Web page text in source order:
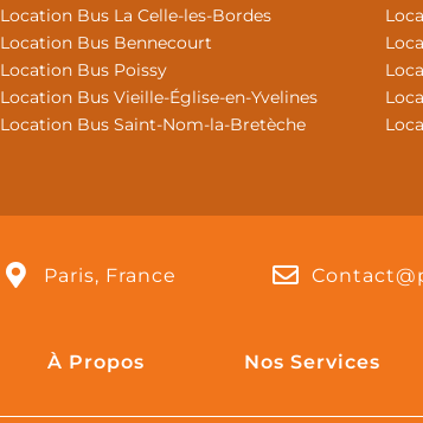
Location Bus La Celle-les-Bordes
Location Bus Bennecourt
Location Bus Poissy
Location Bus Vieille-Église-en-Yvelines
Location Bus Saint-Nom-la-Bretèche
Paris, France
À Propos Nos Services